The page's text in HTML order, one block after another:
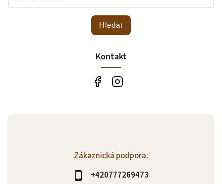
Zákaznická podpora:
+420777269473
Hledat
Kontakt